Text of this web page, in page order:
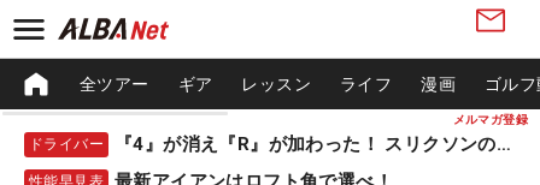
メルマガ登録
全ツアー ギア レッスン ライフ 漫画 ゴル
ドライバー 『4』が消え『R』が加わった！ スリクソンの新作
性能早見表